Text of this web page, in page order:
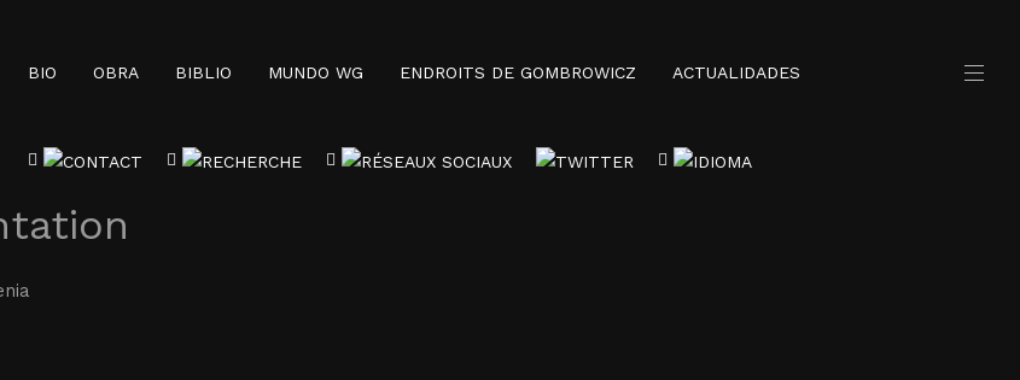
BIO OBRA BIBLIO MUNDO WG ENDROITS DE GOMBROWICZ ACTUALIDADES